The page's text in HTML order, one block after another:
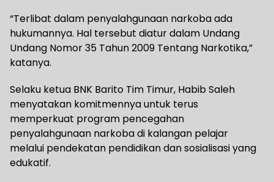
“Terlibat dalam penyalahgunaan narkoba ada
hukumannya. Hal tersebut diatur dalam Undang
Undang Nomor 35 Tahun 2009 Tentang Narkotika,”
katanya.
Selaku ketua BNK Barito Tim Timur, Habib Saleh
menyatakan komitmennya untuk terus
memperkuat program pencegahan
penyalahgunaan narkoba di kalangan pelajar
melalui pendekatan pendidikan dan sosialisasi yang
edukatif.